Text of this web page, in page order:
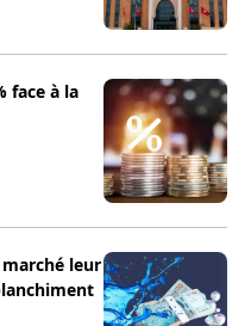
face à la
leur